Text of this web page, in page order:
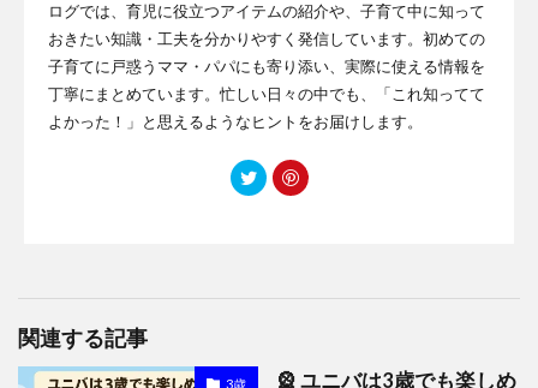
ログでは、育児に役立つアイテムの紹介や、子育て中に知って
おきたい知識・工夫を分かりやすく発信しています。初めての
子育てに戸惑うママ・パパにも寄り添い、実際に使える情報を
丁寧にまとめています。忙しい日々の中でも、「これ知ってて
よかった！」と思えるようなヒントをお届けします。
関連する記事
3歳
🎡 ユニバは3歳でも楽しめ